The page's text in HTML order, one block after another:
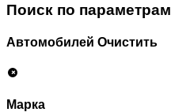
Поиск по параметрам
Автомобилей Очистить
Марка